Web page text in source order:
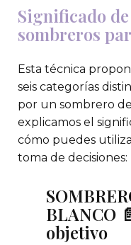
Significado
sombreros
Esta técnica
seis categorías
por un sombrero
explicamos el
cómo puedes
toma de decisiones:
BLANCO
objetivo